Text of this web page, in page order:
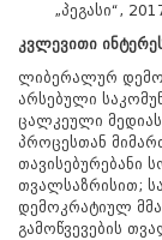
„პეგასი“,
კვლევითი
ლიბერალურ
არსებული
ცალკეული
პროცესთან
თავისებურებანი
თვალსაზრისით;
დემოკრატიულ
გამოწვევების